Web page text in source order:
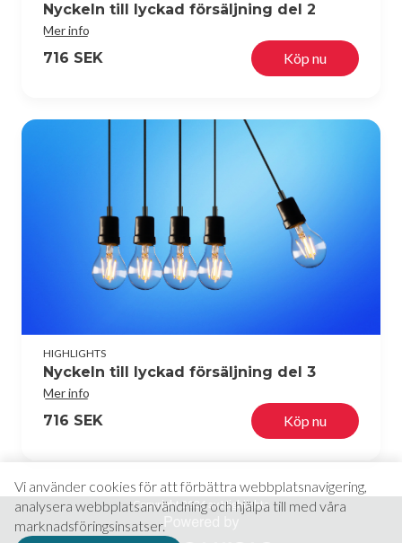
Nyckeln till lyckad försäljning del 2
Mer info
716 SEK Köp nu
HIGHLIGHTS
Nyckeln till lyckad försäljning del 3
Mer info
716 SEK Köp nu
Copyright 2026 av Highlights
Vi använder cookies för att förbättra webbplatsnavigering,
analysera webbplatsanvändning och hjälpa till med våra
marknadsföringsinsatser.